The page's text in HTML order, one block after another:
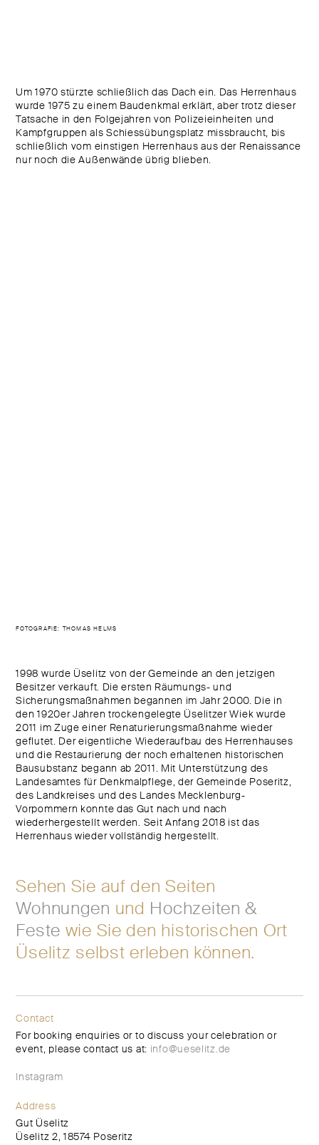
Um 1970 stürzte schließlich das Dach ein. Das Herrenhaus
wurde 1975 zu einem Baudenkmal erklärt, aber trotz dieser
Tatsache in den Folgejahren von Polizeieinheiten und
Kampfgruppen als Schiessübungsplatz missbraucht, bis
schließlich vom einstigen Herrenhaus aus der Renaissance
nur noch die Außenwände übrig blieben.
FOTOGRAFIE: THOMAS HELMS
1998 wurde Üselitz von der Gemeinde an den jetzigen
Besitzer verkauft. Die ersten Räumungs- und
Sicherungsmaßnahmen begannen im Jahr 2000. Die in
den 1920er Jahren trockengelegte Üselitzer Wiek wurde
2011 im Zuge einer Renaturierungsmaßnahme wieder
geflutet. Der eigentliche Wiederaufbau des Herrenhauses
und die Restaurierung der noch erhaltenen historischen
Bausubstanz begann ab 2011. Mit Unterstützung des
Landesamtes für Denkmalpflege, der Gemeinde Poseritz,
des Landkreises und des Landes Mecklenburg-
Vorpommern konnte das Gut nach und nach
wiederhergestellt werden. Seit Anfang 2018 ist das
Herrenhaus wieder vollständig hergestellt.
Sehen Sie auf den Seiten
Wohnungen und Hochzeiten &
Feste wie Sie den historischen Ort
Üselitz selbst erleben können.
Contact
For booking enquiries or to discuss your celebration or
event, please contact us at: info@ueselitz.de
Instagram
Address
Gut Üselitz
Üselitz 2, 18574 Poseritz